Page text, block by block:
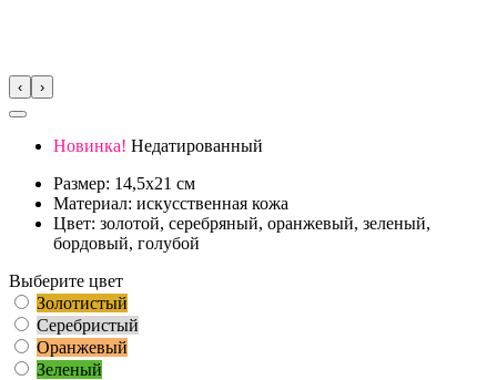
‹ ›
Новинка! Недатированный
Размер: 14,5х21 см
Материал: искусственная кожа
Цвет: золотой, серебряный, оранжевый, зеленый,
бордовый, голубой
Выберите цвет
Золотистый
Серебристый
Оранжевый
Зеленый